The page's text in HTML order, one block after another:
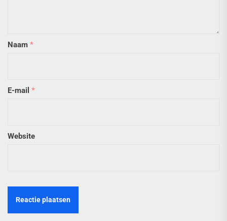
Naam *
E-mail *
Website